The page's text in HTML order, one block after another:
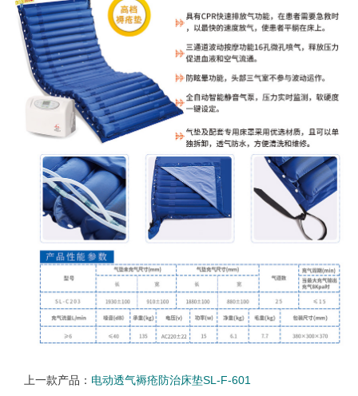
上一款产品： 电动透气褥疮防治床垫SL-F-601